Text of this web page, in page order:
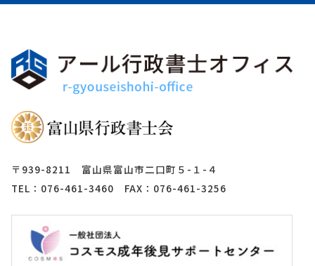
〒939-8211 富山県富山市二口町５-１-４
TEL：076-461-3460 FAX：076-461-3256